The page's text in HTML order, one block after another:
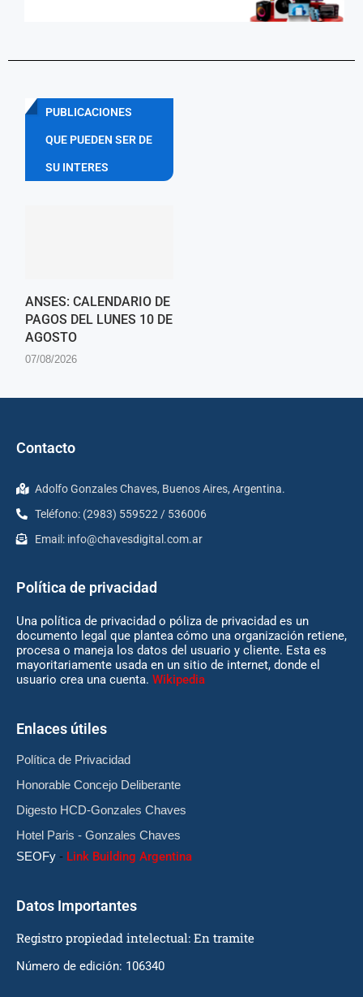
PUBLICACIONES
QUE PUEDEN SER DE
SU INTERES
ANSES: CALENDARIO DE
PAGOS DEL LUNES 10 DE
AGOSTO
07/08/2026
Contacto
Adolfo Gonzales Chaves, Buenos Aires, Argentina.
Teléfono: (2983) 559522 / 536006
Email: info@chavesdigital.com.ar
Política de privacidad
Una política de privacidad o póliza de privacidad es un
documento legal que plantea cómo una organización retiene,
procesa o maneja los datos del usuario y cliente. Esta es
mayoritariamente usada en un sitio de internet, donde el
usuario crea una cuenta. Wikipedia
Enlaces útiles
Política de Privacidad
Honorable Concejo Deliberante
Digesto HCD-Gonzales Chaves
Hotel Paris - Gonzales Chaves
SEOFy - Link Building Argentina
Datos Importantes
Registro propiedad intelectual: En tramite
Número de edición: 106340